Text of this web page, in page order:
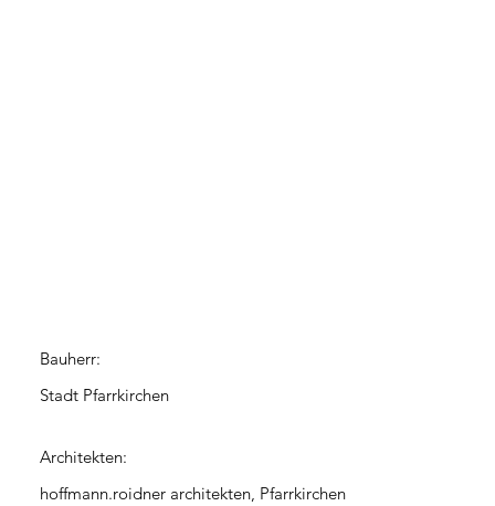
Bauherr:
Architekten:
hoffmann.roidner architekten, Pfarrkirchen
Stadt Pfarrkirchen